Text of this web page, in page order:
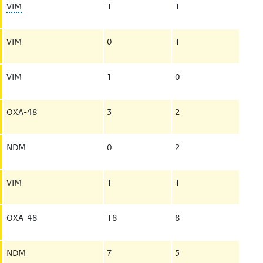
VIM 1 1
VIM 0 1
VIM 1 0
OXA-48 3 2
NDM 0 2
VIM 1 1
OXA-48 18 8
NDM 7 5